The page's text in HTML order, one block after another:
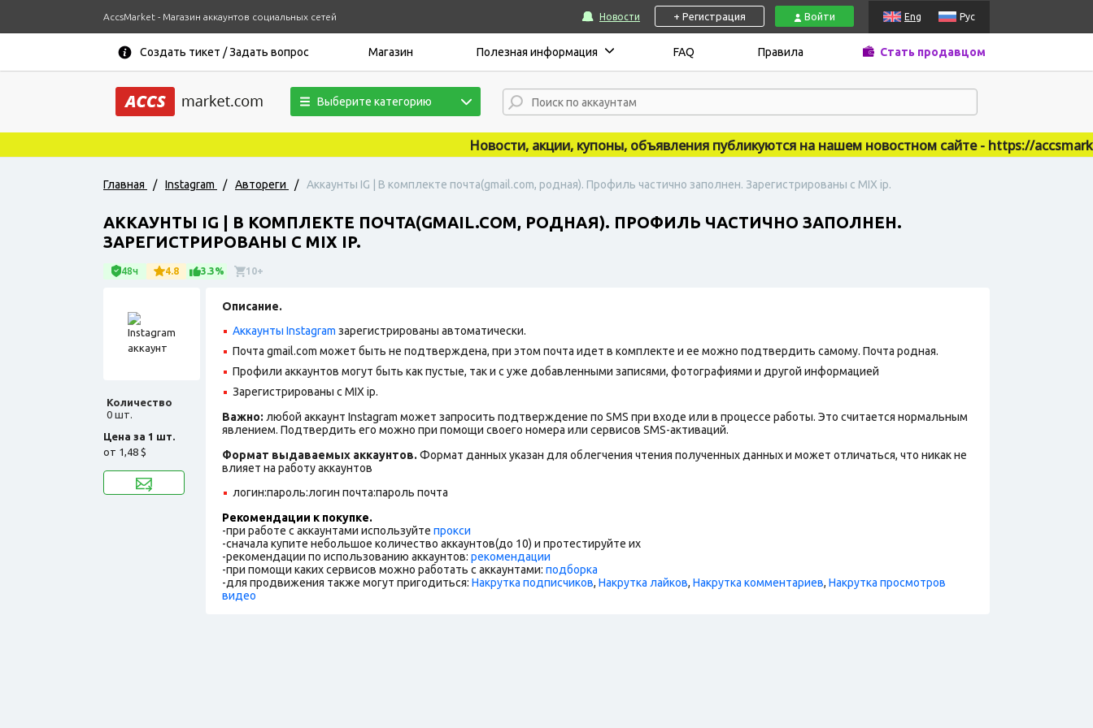
AccsMarket - Магазин аккаунтов социальных сетей Новости + Регистрация Войти Eng Рус
Создать тикет / Задать вопрос Магазин Полезная информация FAQ Правила Стать продавцом
Выберите категорию
Новости, акции, купоны, объявления публикуются на нашем новостном сайте - https://
Главная / Instagram / Автореги / Аккаунты IG | В комплекте почта(gmail.com, родная). Профиль частично заполнен. Зарегистрированы с MIX ip.
АККАУНТЫ IG | В КОМПЛЕКТЕ ПОЧТА(GMAIL.COM, РОДНАЯ). ПРОФИЛЬ ЧАСТИЧНО ЗАПОЛНЕН.
ЗАРЕГИСТРИРОВАНЫ С MIX IP.
48ч 4.8 3.3% 10+
Количество
0 шт.
Цена за 1 шт.
от 1,48 $
Описание.
Аккаунты Instagram зарегистрированы автоматически.
Почта gmail.com может быть не подтверждена, при этом почта идет в комплекте и ее можно подтвердить самому. Почта родная.
Профили аккаунтов могут быть как пустые, так и с уже добавленными записями, фотографиями и другой информацией
Зарегистрированы с MIX ip.
Важно: любой аккаунт Instagram может запросить подтверждение по SMS при входе или в процессе работы. Это считается нормальным
явлением. Подтвердить его можно при помощи своего номера или сервисов SMS-активаций.
Формат выдаваемых аккаунтов. Формат данных указан для облегчения чтения полученных данных и может отличаться, что никак не
влияет на работу аккаунтов
логин:пароль:логин почта:пароль почта
Рекомендации к покупке.
-при работе с аккаунтами используйте прокси
-сначала купите небольшое количество аккаунтов(до 10) и протестируйте их
-рекомендации по использованию аккаунтов: рекомендации
-при помощи каких сервисов можно работать с аккаунтами: подборка
-для продвижения также могут пригодиться: Накрутка подписчиков, Накрутка лайков, Накрутка комментариев, Накрутка просмотров
видео